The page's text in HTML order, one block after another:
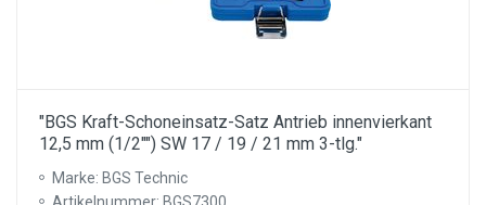
"BGS Kraft-Schoneinsatz-Satz Antrieb innenvierkant
12,5 mm (1/2"") SW 17 / 19 / 21 mm 3-tlg."
Marke: BGS Technic